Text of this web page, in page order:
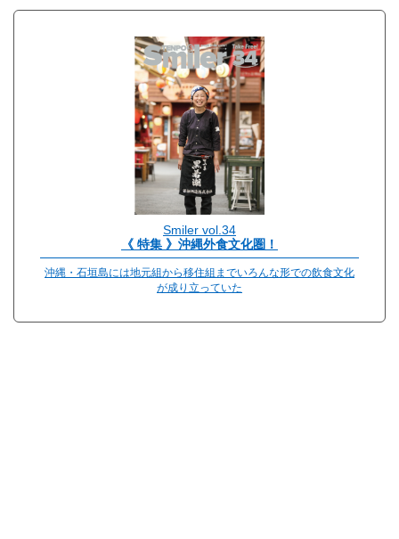
Smiler vol.34
《 特集 》沖縄外食文化圏！
沖縄・石垣島には地元組から移住組までいろんな形での飲食文化
が成り立っていた